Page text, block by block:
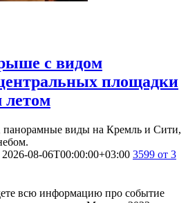
с видом
площадки
летом
панорамные виды на Кремль и Сити,
2026-08-06T00:00:00+03:00 3599 от 3
всю информацию про событие